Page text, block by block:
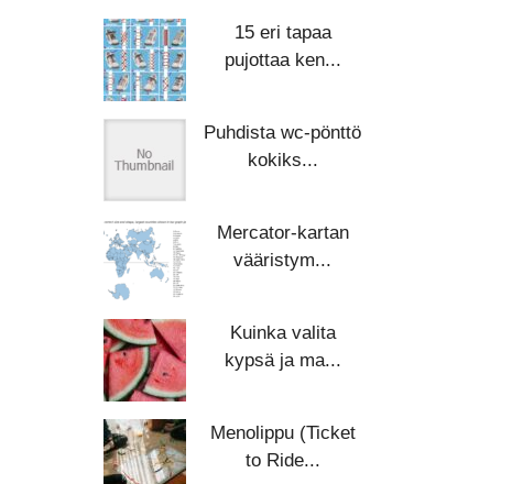
15 eri tapaa
pujottaa ken...
Puhdista wc-pönttö
kokiks...
Mercator-kartan
vääristym...
Kuinka valita
kypsä ja ma...
Menolippu (Ticket
to Ride...